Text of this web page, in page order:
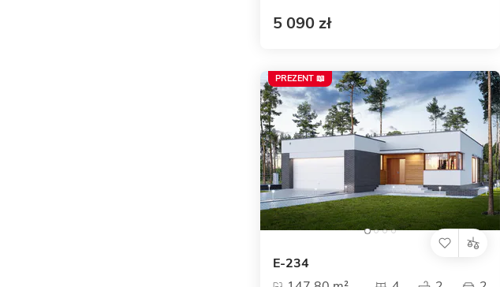
5 090 zł
E-234
PREZENT 📖